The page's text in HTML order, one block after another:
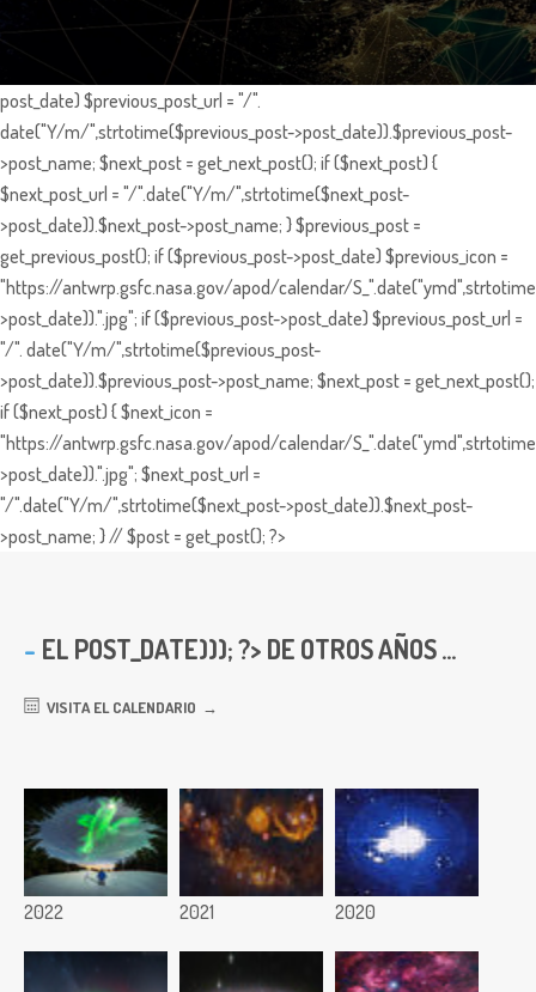
post_date) $previous_post_url = "/".
date("Y/m/",strtotime($previous_post->post_date)).$previous_post-
>post_name; $next_post = get_next_post(); if ($next_post) {
$next_post_url = "/".date("Y/m/",strtotime($next_post-
>post_date)).$next_post->post_name; } $previous_post =
get_previous_post(); if ($previous_post->post_date) $previous_icon =
"https://antwrp.gsfc.nasa.gov/apod/calendar/
>post_date)).".jpg"; if ($previous_post->post_date) $previous_post_url =
"/". date("Y/m/",strtotime($previous_post-
>post_date)).$previous_post->post_name; $next_post = get_next_post();
if ($next_post) { $next_icon =
"https://antwrp.gsfc.nasa.gov/apod/calendar/
>post_date)).".jpg"; $next_post_url =
"/".date("Y/m/",strtotime($next_post->post_date)).$next_post-
>post_name; } // $post = get_post(); ?>
EL POST_DATE))); ?> DE OTROS AÑOS ...
VISITA EL CALENDARIO
2022 2021 2020